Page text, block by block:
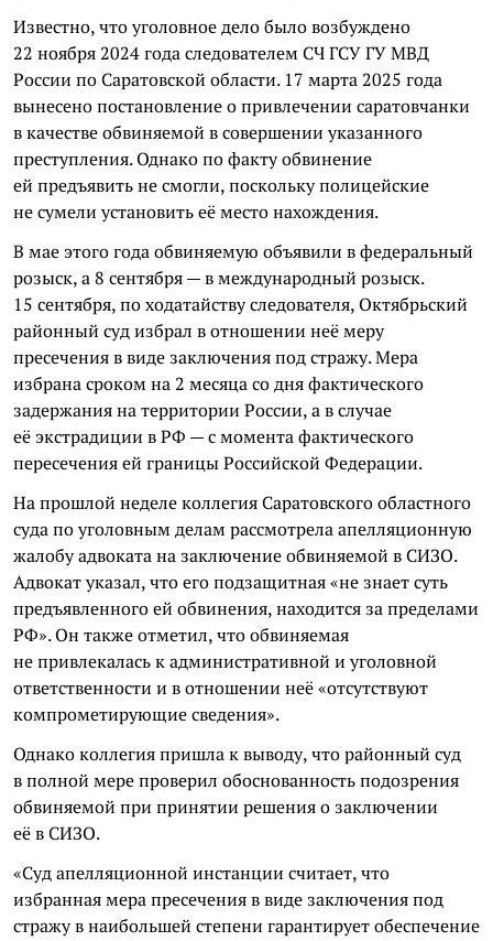
Известно, что уголовное дело было возбуждено
22 ноября 2024 года следователем СЧ ГСУ ГУ МВД
России по Саратовской области. 17 марта 2025 года
вынесено постановление о привлечении саратовчанки
в качестве обвиняемой в совершении указанного
преступления. Однако по факту обвинение
ей предъявить не смогли, поскольку полицейские
не сумели установить её место нахождения.
В мае этого года обвиняемую объявили в федеральный
розыск, а 8 сентября — в международный розыск.
15 сентября, по ходатайству следователя, Октябрьский
районный суд избрал в отношении неё меру
пресечения в виде заключения под стражу. Мера
избрана сроком на 2 месяца со дня фактического
задержания на территории России, а в случае
её экстрадиции в РФ — с момента фактического
пересечения ей границы Российской Федерации.
На прошлой неделе коллегия Саратовского областного
суда по уголовным делам рассмотрела апелляционную
жалобу адвоката на заключение обвиняемой в СИЗО.
Адвокат указал, что его подзащитная «не знает суть
предъявленного ей обвинения, находится за пределами
РФ». Он также отметил, что обвиняемая
не привлекалась к административной и уголовной
ответственности и в отношении неё «отсутствуют
компрометирующие сведения».
Однако коллегия пришла к выводу, что районный суд
в полной мере проверил обоснованность подозрения
обвиняемой при принятии решения о заключении
её в СИЗО.
«Суд апелляционной инстанции считает, что
избранная мера пресечения в виде заключения под
стражу в наибольшей степени гарантирует обеспечение